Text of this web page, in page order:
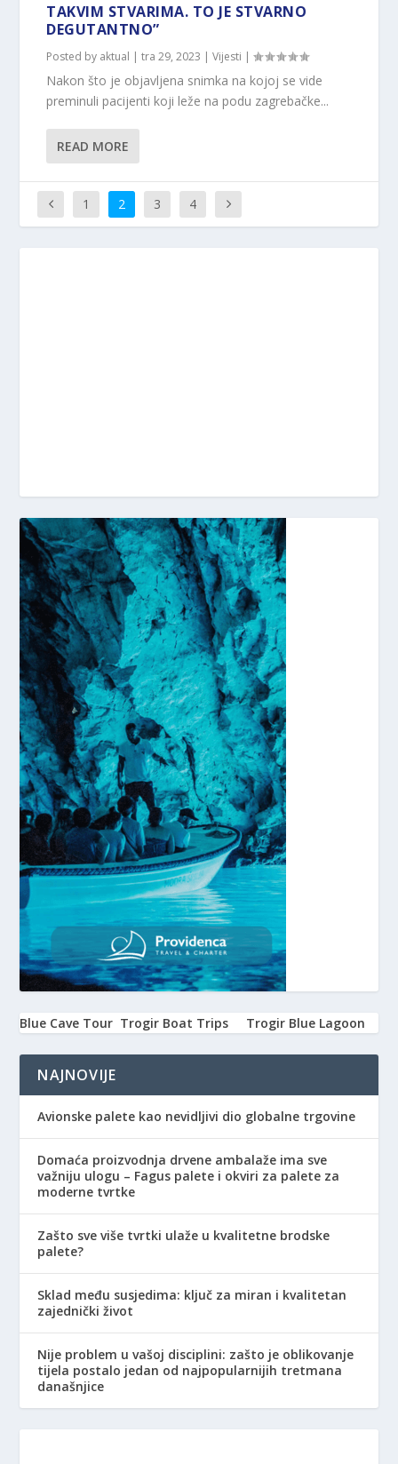
TAKVIM STVARIMA. TO JE STVARNO
DEGUTANTNO”
Posted by aktual |tra 29, 2023 |Vijesti |
Nakon što je objavljena snimka na kojoj se vide
preminuli pacijenti koji leže na podu zagrebačke...
READ MORE
1 2 3 4
Blue Cave Tour Trogir Boat Trips Trogir Blue Lagoon
NAJNOVIJE
Avionske palete kao nevidljivi dio globalne trgovine
Domaća proizvodnja drvene ambalaže ima sve
važniju ulogu – Fagus palete i okviri za palete za
moderne tvrtke
Zašto sve više tvrtki ulaže u kvalitetne brodske
palete?
Sklad među susjedima: ključ za miran i kvalitetan
zajednički život
Nije problem u vašoj disciplini: zašto je oblikovanje
tijela postalo jedan od najpopularnijih tretmana
današnjice